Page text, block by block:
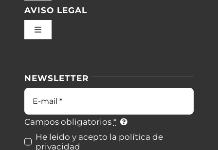
Inicio
Blog
Contacto
AVISO LEGAL
Toggle
Condiciones de uso
Ley de cookies
NEWSLETTER
Correo
electrónico
Campos obligatorios *
He leido y acepto la política de
privacidad